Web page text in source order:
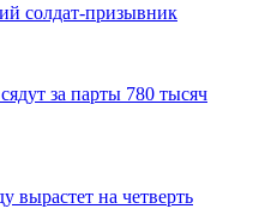
солдат-призывник
за парты 780 тысяч
вырастет на четверть